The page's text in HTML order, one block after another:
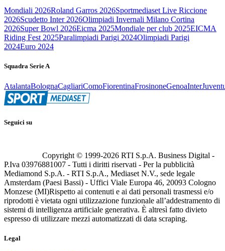
Mondiali 2026Roland Garros 2026Sportmediaset Live Riccione
2026Scudetto Inter 2026Olimpiadi Invernali Milano Cortina
2026Super Bowl 2026Eicma 2025Mondiale per club 2025EICMA
Riding Fest 2025Paralimpiadi Parigi 2024Olimpiadi Parigi
2024Euro 2024
Squadra Serie A
AtalantaBolognaCagliariComoFiorentinaFrosinoneGenoaInter
Seguici su
Copyright © 1999-2026 RTI S.p.A. Business Digital -
P.Iva 03976881007 - Tutti i diritti riservati - Per la pubblicità
Mediamond S.p.A. - RTI S.p.A., Mediaset N.V., sede legale
Amsterdam (Paesi Bassi) - Uffici Viale Europa 46, 20093 Cologno
Monzese (MI)Rispetto ai contenuti e ai dati personali trasmessi e/o
riprodotti è vietata ogni utilizzazione funzionale all’addestramento di
sistemi di intelligenza artificiale generativa. È altresì fatto divieto
espresso di utilizzare mezzi automatizzati di data scraping.
Legal